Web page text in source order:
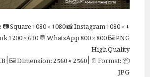
⬇ Original
📷 Square1080 × 1080📸 Instagram1080 ×
1200 × 630💬 WhatsApp800 × 800🖼 PNG
High Quality
📦 Size:
| 🖼 Dimension:2560 × 2560| 📄 Format:
JPG